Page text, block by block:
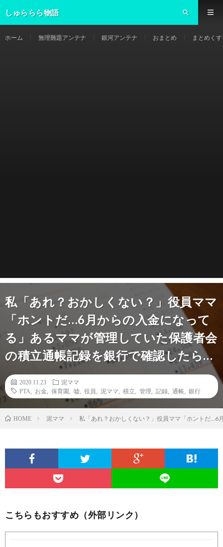
しゅららら物語
ホーム 無理難題アンテナ 銀河アンテナ おまとめ まとめく
私「あれ？おかしくない？」役員ママ
「ホントだ…6月からの入金になって
る」あるママが管理していた保護者会
の積立通帳記録を銀行で確認したら…
2020.11.23
泥ママ
PTA
お金 保育園 嘘 役員 泥ママ 積立 管理 記録 通帳 銀行
HOME 泥ママ 私「あれ？おかしくない？」役員ママ「ホントだ…6
こちらもおすすめ（外部リンク）